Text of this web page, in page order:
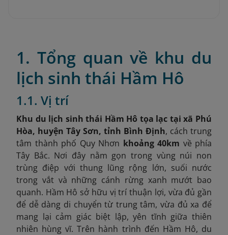
1. Tổng quan về khu du
lịch sinh thái Hầm Hô
1.1. Vị trí
Khu du lịch sinh thái Hầm Hô tọa lạc tại xã Phú
Hòa, huyện Tây Sơn, tỉnh Bình Định, cách trung
tâm thành phố Quy Nhơn khoảng 40km về phía
Tây Bắc. Nơi đây nằm gọn trong vùng núi non
trùng điệp với thung lũng rộng lớn, suối nước
trong vắt và những cánh rừng xanh mướt bao
quanh. Hầm Hô sở hữu vị trí thuận lợi, vừa đủ gần
để dễ dàng di chuyển từ trung tâm, vừa đủ xa để
mang lại cảm giác biệt lập, yên tĩnh giữa thiên
nhiên hùng vĩ. Trên hành trình đến Hầm Hô, du